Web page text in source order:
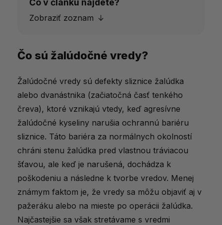
Čo v článku nájdete?
Zobraziť zoznam
Čo sú žalúdočné vredy?
Príznaky vredovej choroby
Komplikácie neliečených vredov
Diagnostika žalúdočných vredov
Diéta pri žalúdočných vredoch
Prevencia žalúdočných vredov
Aké výživové doplnky môžu pomôcť?
Vedomá starostlivosť o žalúdok je viac
než len úľava od bolesti
Čo sú žalúdočné vredy?
Žalúdočné vredy sú defekty sliznice žalúdka
alebo dvanástnika (začiatočná časť tenkého
čreva), ktoré vznikajú vtedy, keď agresívne
žalúdočné kyseliny narušia ochrannú bariéru
sliznice. Táto bariéra za normálnych okolností
chráni stenu žalúdka pred vlastnou tráviacou
šťavou, ale keď je narušená, dochádza k
poškodeniu a následne k tvorbe vredov. Menej
známym faktom je, že vredy sa môžu objaviť aj v
pažeráku alebo na mieste po operácii žalúdka.
Najčastejšie sa však stretávame s vredmi